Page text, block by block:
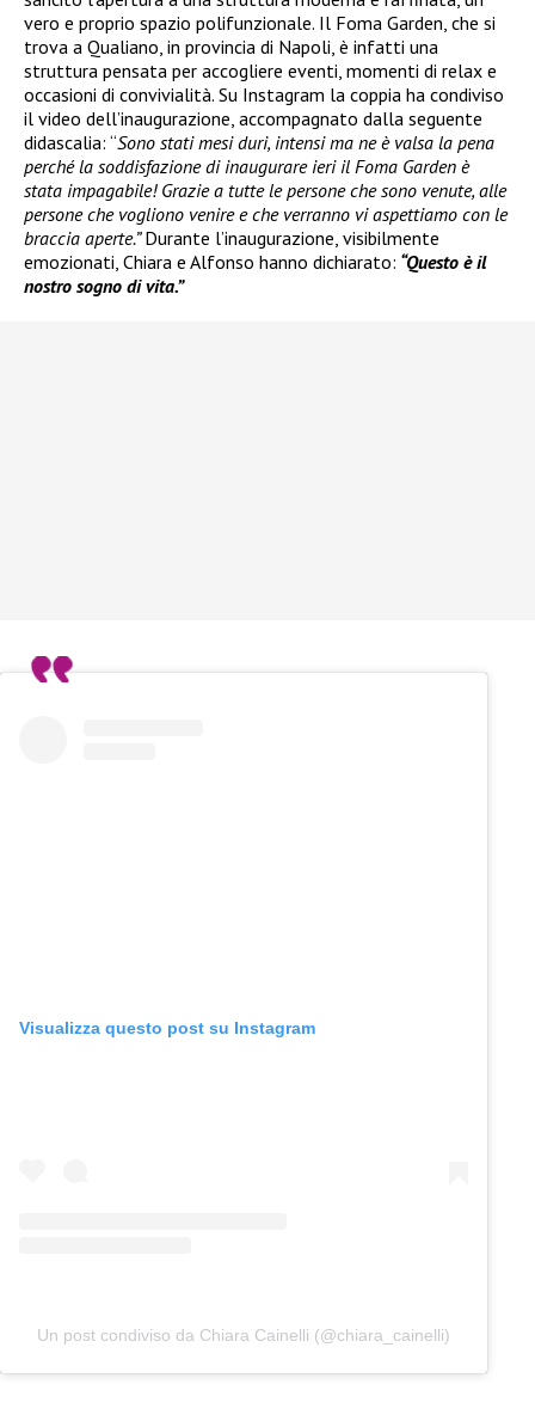
vero e proprio spazio polifunzionale. Il Foma Garden, che si
trova a Qualiano, in provincia di Napoli, è infatti una
struttura pensata per accogliere eventi, momenti di relax e
occasioni di convivialità. Su Instagram la coppia ha condiviso
il video dell’inaugurazione, accompagnato dalla seguente
didascalia: “Sono stati mesi duri, intensi ma ne è valsa la pena
perché la soddisfazione di inaugurare ieri il Foma Garden è
stata impagabile! Grazie a tutte le persone che sono venute, alle
persone che vogliono venire e che verranno vi aspettiamo con le
braccia aperte.”Durante l’inaugurazione, visibilmente
emozionati, Chiara e Alfonso hanno dichiarato: “Questo è il
nostro sogno di vita.”
Visualizza questo post su Instagram
Un post condiviso da Chiara Cainelli (@chiara_cainelli)